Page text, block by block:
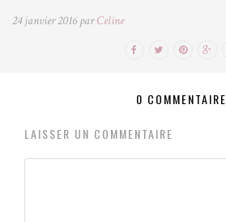
24 janvier 2016 parCeline
0 COMMENTAIRE
LAISSER UN COMMENTAIRE